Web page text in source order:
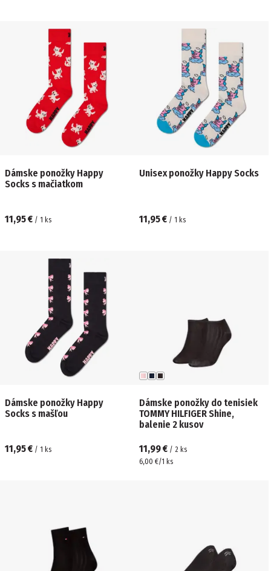
Dámske ponožky Happy
Socks s mačiatkom
11,95 € / 1 ks
Unisex ponožky Happy Socks
11,95 € / 1 ks
Dámske ponožky Happy
Socks s mašľou
11,95 € / 1 ks
Dámske ponožky do tenisiek
TOMMY HILFIGER Shine,
balenie 2 kusov
11,99 € / 2 ks
6,00 €/1 ks